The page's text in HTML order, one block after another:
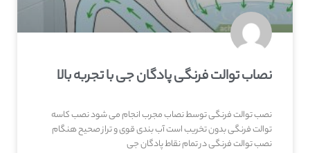
نصاب توالت فرنگی پادگان جی با تجربه بالا
نصب توالت فرنگی توسط نصاب مجرب انجام می شود نصب کاسه
توالت فرنگی بدون تخریب است آب بندی قوی و تراز صحیح هنگام
نصب توالت فرنگی در تمام نقاط پادگان جی